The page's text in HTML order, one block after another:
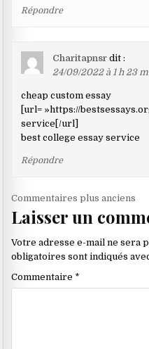
Répondre
Charitapnsr dit :
24/09/2022 à 1 h 23
cheap custom essay
[url= »https://
service[/url]
best college essay service
Répondre
Navigation
dans
les
commentaires
Commentaires plus anciens
Laisser un
Votre adresse e-mail ne sera
obligatoires sont indiqués
Commentaire *